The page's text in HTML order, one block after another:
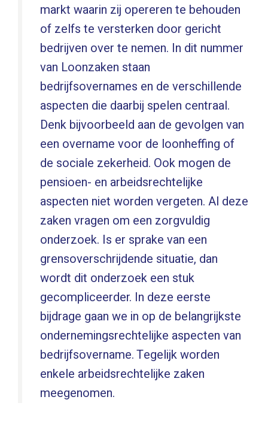
markt waarin zij opereren te behouden
of zelfs te versterken door gericht
bedrijven over te nemen. In dit nummer
van Loonzaken staan
bedrijfsovernames en de verschillende
aspecten die daarbij spelen centraal.
Denk bijvoorbeeld aan de gevolgen van
een overname voor de loonheffing of
de sociale zekerheid. Ook mogen de
pensioen- en arbeidsrechtelijke
aspecten niet worden vergeten. Al deze
zaken vragen om een zorgvuldig
onderzoek. Is er sprake van een
grensoverschrijdende situatie, dan
wordt dit onderzoek een stuk
gecompliceerder. In deze eerste
bijdrage gaan we in op de belangrijkste
ondernemingsrechtelijke aspecten van
bedrijfsovername. Tegelijk worden
enkele arbeidsrechtelijke zaken
meegenomen.